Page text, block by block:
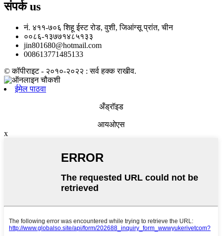
संपर्कus
नं. ४११-७०६ शिहू ईस्ट रोड, वुशी, जिआंग्सू प्रांत, चीन
००८६-१३७७१४८५१३३
jin801680@hotmail.com
008613771485133
© कॉपीराइट - २०१०-२०२२ : सर्व हक्क राखीव.
ईमेल पाठवा
अँड्रॉइड
आयओएस
x